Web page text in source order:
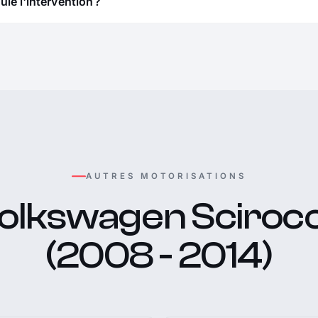
AUTRES MOTORISATIONS
(2008 - 2014)